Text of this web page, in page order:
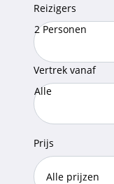
Reizigers
2 Personen
Vertrek vanaf
Alle
Prijs